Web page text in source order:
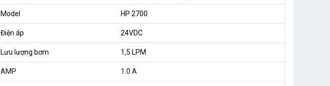
Model HP 2700
Điện áp 24VDC
Lưu lượng bơm 1,5 LPM
AMP 1.0 A